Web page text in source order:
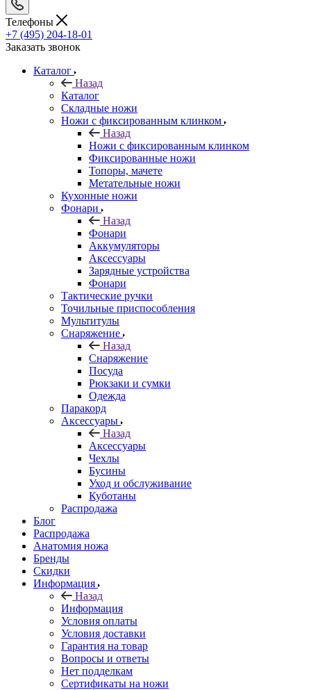
Телефоны
+7 (495) 204-18-01
Заказать звонок
Каталог
Назад
Каталог
Складные ножи
Ножи с фиксированным клинком
Назад
Ножи с фиксированным клинком
Фиксированные ножи
Топоры, мачете
Метательные ножи
Кухонные ножи
Фонари
Назад
Фонари
Аккумуляторы
Аксессуары
Зарядные устройства
Фонари
Тактические ручки
Точильные приспособления
Мультитулы
Снаряжение
Назад
Снаряжение
Посуда
Рюкзаки и сумки
Одежда
Паракорд
Аксессуары
Назад
Аксессуары
Чехлы
Бусины
Уход и обслуживание
Куботаны
Распродажа
Блог
Распродажа
Анатомия ножа
Бренды
Скидки
Информация
Назад
Информация
Условия оплаты
Условия доставки
Гарантия на товар
Вопросы и ответы
Нет подделкам
Сертификаты на ножи